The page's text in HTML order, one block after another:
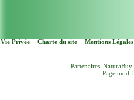
Vie Privée Charte du site Mentions Légales
Partenaires NaturaBuy
- Page